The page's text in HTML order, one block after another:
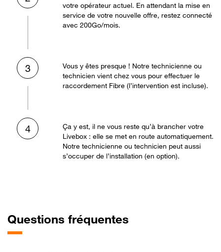
votre opérateur actuel. En attendant la mise en
service de votre nouvelle offre, restez connecté
avec 200Go/mois.
3
Vous y êtes presque ! Notre technicienne ou
technicien vient chez vous pour effectuer le
raccordement Fibre (l’intervention est incluse).
4
Ça y est, il ne vous reste qu’à brancher votre
Livebox : elle se met en route automatiquement.
Notre technicienne ou technicien peut aussi
s’occuper de l’installation (en option).
Questions fréquentes